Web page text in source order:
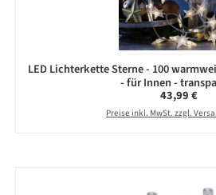
LED Lichterkette Sterne - 100
- für Innen -
Regulärer
43,99 €
Preise inkl. MwSt. zzgl.